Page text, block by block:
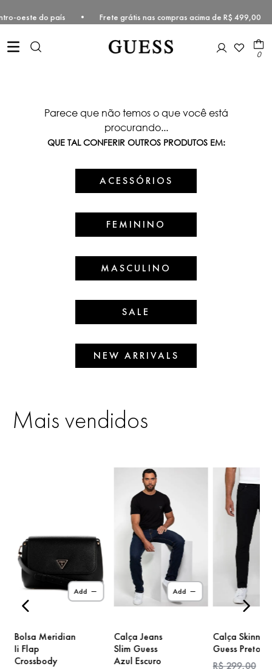
Centro-oeste do país • Frete grátis nas compras acima de R$
0
Parece que não temos o que você está
procurando...
QUE TAL CONFERIR OUTROS PRODUTOS EM:
ACESSÓRIOS
FEMININO
MASCULINO
SALE
NEW ARRIVALS
Mais vendidos
Add
Bolsa Meridian
Ii Flap
Crossbody
Add
Calça Jeans
Slim Guess
Azul Escuro
Calça Skinny
Guess Preto
R$299,00